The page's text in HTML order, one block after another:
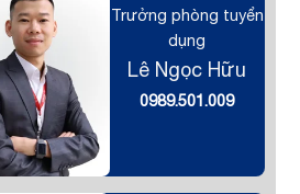
Trưởng phòng tuyển
dụng
Lê Ngọc Hữu
0989.501.009